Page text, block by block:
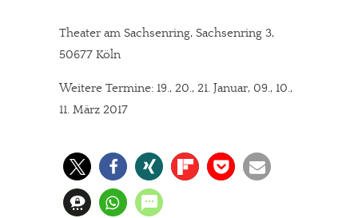
Theater am Sachsenring, Sachsenring 3,
50677 Köln
Weitere Termine: 19., 20., 21. Januar, 09., 10.,
11. März 2017